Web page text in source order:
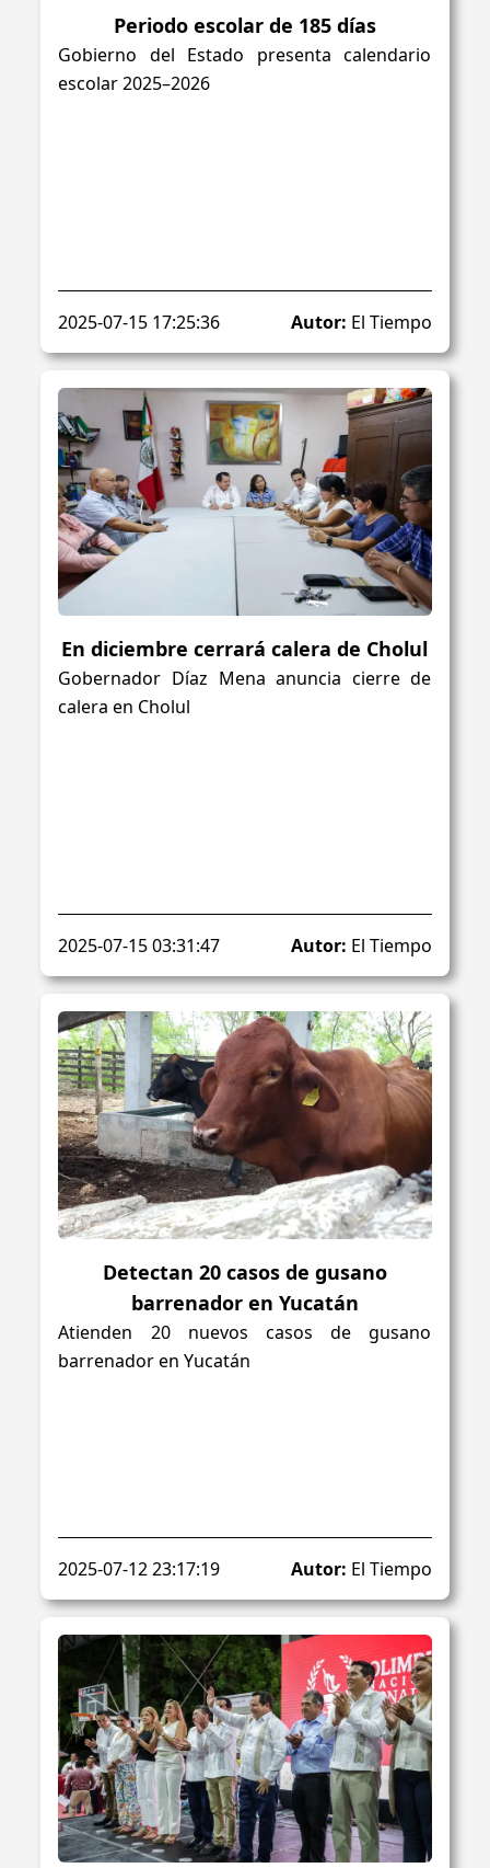
Periodo escolar de 185 días
Gobierno del Estado presenta calendario
escolar 2025–2026
2025-07-15 17:25:36 Autor: El Tiempo
En diciembre cerrará calera de Cholul
Gobernador Díaz Mena anuncia cierre de
calera en Cholul
2025-07-15 03:31:47 Autor: El Tiempo
Detectan 20 casos de gusano
barrenador en Yucatán
Atienden 20 nuevos casos de gusano
barrenador en Yucatán
2025-07-12 23:17:19 Autor: El Tiempo